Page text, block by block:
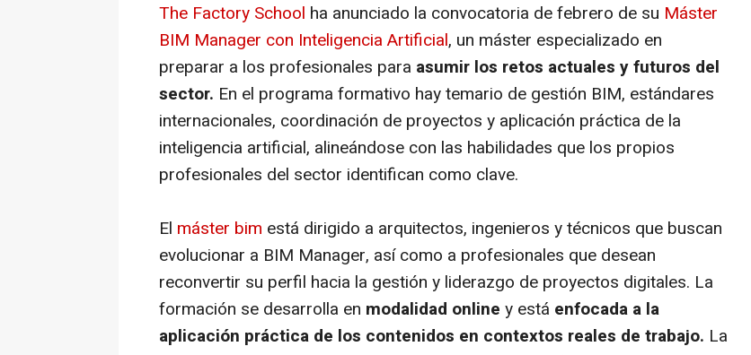
The Factory School ha anunciado la convocatoria de febrero de su Máster
BIM Manager con Inteligencia Artificial, un máster especializado en
preparar a los profesionales para asumir los retos actuales y futuros del
sector. En el programa formativo hay temario de gestión BIM, estándares
internacionales, coordinación de proyectos y aplicación práctica de la
inteligencia artificial, alineándose con las habilidades que los propios
profesionales del sector identifican como clave.
El máster bim está dirigido a arquitectos, ingenieros y técnicos que buscan
evolucionar a BIM Manager, así como a profesionales que desean
reconvertir su perfil hacia la gestión y liderazgo de proyectos digitales. La
formación se desarrolla en modalidad online y está enfocada a la
aplicación práctica de los contenidos en contextos reales de trabajo. La